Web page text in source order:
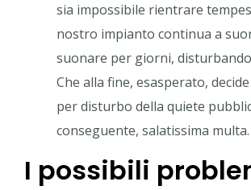
sia impossibile rientrare
nostro impianto continua a
suonare per giorni,
Che alla fine, esasperato,
per disturbo della quiete
conseguente, salatissima multa.
I possibili